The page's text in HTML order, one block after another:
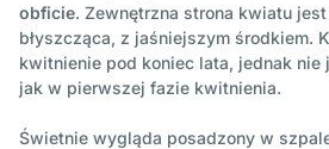
obficie. Zewnętrzna strona kwiatu jest
błyszcząca, z jaśniejszym środkiem.
kwitnienie pod koniec lata, jednak nie
jak w pierwszej fazie kwitnienia.
Świetnie wygląda posadzony w